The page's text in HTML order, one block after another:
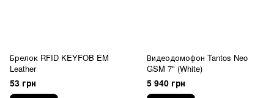
Брелок RFID KEYFOB EM
Leather
53 грн
Видеодомофон Tantos Neo
GSM 7" (White)
5 940 грн